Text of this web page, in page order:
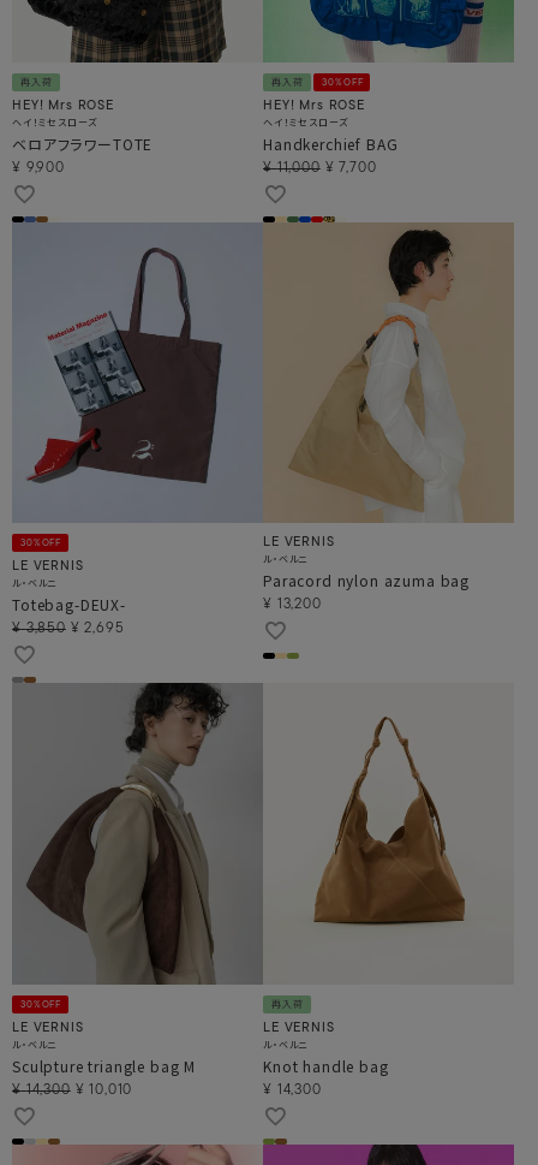
再入荷
HEY! Mrs ROSE
ヘイ！ミセスローズ
ベロアフラワーTOTE
¥ 9,900
再入荷 30%OFF
HEY! Mrs ROSE
ヘイ！ミセスローズ
Handkerchief BAG
¥ 11,000 ¥ 7,700
30%OFF
LE VERNIS
ル・ベルニ
Totebag-DEUX-
¥ 3,850 ¥ 2,695
LE VERNIS
ル・ベルニ
Paracord nylon azuma bag
¥ 13,200
30%OFF
LE VERNIS
ル・ベルニ
Sculpture triangle bag M
¥ 14,300 ¥ 10,010
再入荷
LE VERNIS
ル・ベルニ
Knot handle bag
¥ 14,300